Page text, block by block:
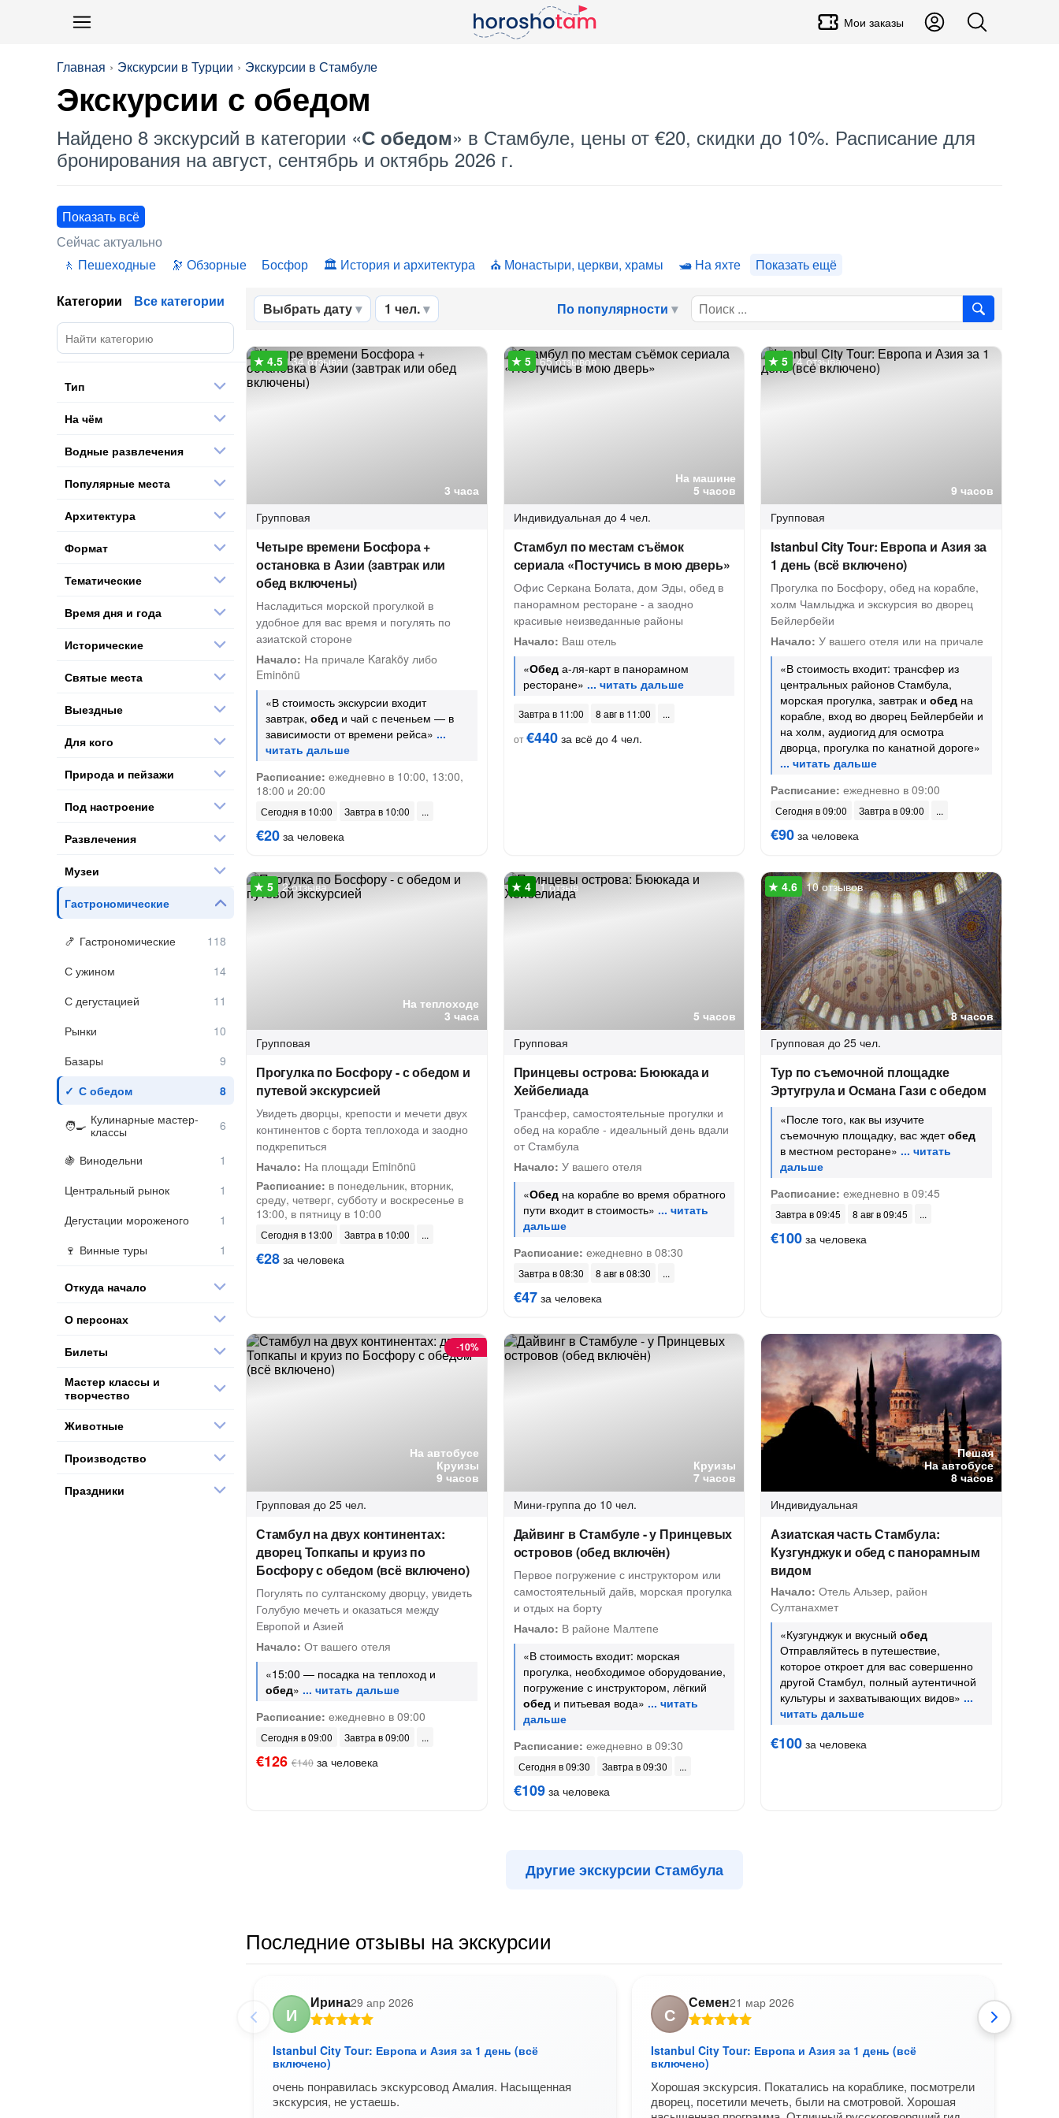
Мои заказы
Главная Экскурсии в Турции Экскурсии в Стамбуле
Экскурсии с обедом
Найдено 8 экскурсий в категории «С обедом» в Стамбуле, цены от €20, скидки до 10%. Расписание для
бронирования на август, сентябрь и октябрь 2026 г.
Показать всё
Сейчас актуально
Пешеходные
Обзорные Босфор История и архитектура Монастыри, церкви, храмы На яхте Показать ещё
Выбрать дату 1 чел. По популярности
3 часа
34 отзыва
Групповая
Четыре времени Босфора +
остановка в Азии (завтрак или
обед включены)
Насладиться морской прогулкой в
удобное для вас время и погулять по
азиатской стороне
Начало: На причале Karaköy либо
Eminönü
«В стоимость экскурсии входит
завтрак, обед и чай с печеньем — в
зависимости от времени рейса»
Расписание: ежедневно в 10:00, 13:00,
18:00 и 20:00
Сегодня в 10:00 Завтра в 10:00
€20 за человека
На машине
5 часов
65 отзывов
Индивидуальная до 4 чел.
Стамбул по местам съёмок
сериала «Постучись в мою дверь»
Офис Серкана Болата, дом Эды, обед в
панорамном ресторане - а заодно
красивые неизведанные районы
Начало: Ваш отель
«Обеда-ля-карт в панорамном
ресторане»
Завтра в 11:00
8 авг в 11:00
от€440за всё до 4 чел.
9 часов
4 отзыва
Групповая
Istanbul City Tour: Европа и Азия за
1 день (всё включено)
Прогулка по Босфору, обед на корабле,
холм Чамлыджа и экскурсия во дворец
Бейлербейи
Начало: У вашего отеля или на причале
«В стоимость входит: трансфер из
центральных районов Стамбула,
морская прогулка, завтрак иобед на
корабле, вход во дворец Бейлербейи и
на холм, аудиогид для осмотра
дворца, прогулка по канатной дороге»
Расписание: ежедневно в 09:00
Сегодня в 09:00 Завтра в 09:00
€90 за человека
На теплоходе
3 часа
2 отзыва
Групповая
Прогулка по Босфору - с обедом и
путевой экскурсией
Увидеть дворцы, крепости и мечети двух
континентов с борта теплохода и заодно
подкрепиться
Начало: На площади Eminönü
Расписание: в понедельник, вторник,
среду, четверг, субботу и воскресенье в
13:00, в пятницу в 10:00
Сегодня в 13:00 Завтра в 10:00
€28 за человека
5 часов
1 отзыв
Групповая
Принцевы острова: Бююкада и
Хейбелиада
Трансфер, самостоятельные прогулки и
обед на корабле - идеальный день вдали
от Стамбула
Начало: У вашего отеля
«Обедна корабле во время обратного
пути входит в стоимость»
Расписание: ежедневно в 08:30
Завтра в 08:30 8 авг в 08:30
€47за человека
8 часов
10 отзывов
Групповая до 25 чел.
Тур по съемочной площадке
Эртугрула и Османа Гази с обедом
«После того, как вы изучите
съемочную площадку, вас ждетобед
в местном ресторане»
Расписание: ежедневно в 09:45
Завтра в 09:45 8 авг в 09:45
€100 за человека
На автобусе
Круизы
9 часов
-10%
Групповая до 25 чел.
Стамбул на двух континентах:
дворец Топкапы и круиз по
Босфору с обедом (всё включено)
Погулять по султанскому дворцу, увидеть
Голубую мечеть и оказаться между
Европой и Азией
Начало: От вашего отеля
«15:00 — посадка на теплоход и
обед»
Расписание: ежедневно в 09:00
Сегодня в 09:00 Завтра в 09:00
€126 €140 за человека
Круизы
7 часов
Мини-группа до 10 чел.
Дайвинг в Стамбуле - у Принцевых
островов (обед включён)
Первое погружение с инструктором или
самостоятельный дайв, морская прогулка
и отдых на борту
Начало: В районе Малтепе
«В стоимость входит: морская
прогулка, необходимое оборудование,
погружение с инструктором, лёгкий
обеди питьевая вода»
Расписание: ежедневно в 09:30
Сегодня в 09:30 Завтра в 09:30
€109за человека
Пешая
На автобусе
8 часов
Индивидуальная
Азиатская часть Стамбула:
Кузгунджук и обед с панорамным
видом
Начало: Отель Альзер, район
Султанахмет
«Кузгунджук и вкусныйобед
Отправляйтесь в путешествие,
которое откроет для вас совершенно
другой Стамбул, полный аутентичной
культуры и захватывающих видов»
€100 за человека
Другие экскурсии Стамбула
Последние отзывы на экскурсии
И
Ирина29 апр 2026
Istanbul City Tour: Европа и Азия за 1 день (всё
включено)
очень понравилась экскурсовод Амалия. Насыщенная
экскурсия, не устаешь.
С
Семен21 мар 2026
Istanbul City Tour: Европа и Азия за 1 день (всё
включено)
Хорошая экскурсия. Покатались на кораблике, посмотрели
дворец, посетили мечеть, были на смотровой. Хорошая
Категории Все категории
Тип
На чём
Водные развлечения
Популярные места
Архитектура
Формат
Тематические
Время дня и года
Исторические
Святые места
Выездные
Для кого
Природа и пейзажи
Под настроение
Развлечения
Музеи
Гастрономические
Гастрономические
С ужином
С дегустацией
Рынки
Базары
С обедом
Кулинарные мастер-
классы
Винодельни
Центральный рынок
Дегустации мороженого
Винные туры
Откуда начало
О персонах
Билеты
Мастер классы и
творчество
Животные
Производство
Праздники